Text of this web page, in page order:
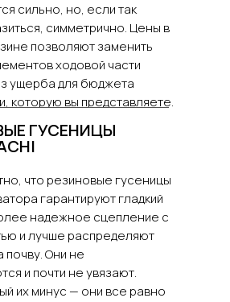
сильно, но, если так
симметрично. Цены в
позволяют заменить
ходовой части
ущерба для бюджета
которую вы представляете.
ГУСЕНИЦЫ
что резиновые гусеницы
гарантируют гладкий
надежное сцепление с
и лучше распределяют
почву. Они не
и почти не увязают.
их минус — они все равно